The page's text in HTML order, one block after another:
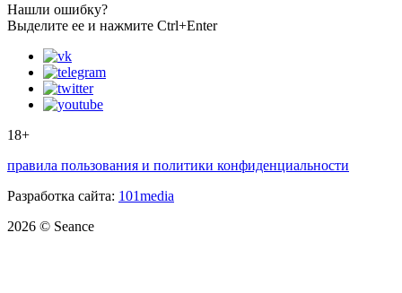
Нашли ошибку?
Выделите ее и нажмите Ctrl+Enter
18+
правила пользования и политики конфиденциальности
Разработка сайта: 101media
2026 © Seance